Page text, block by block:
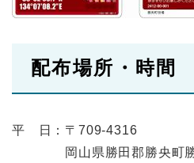
配布場所・時間
平 日：〒709-4316
岡山県勝田郡勝央町